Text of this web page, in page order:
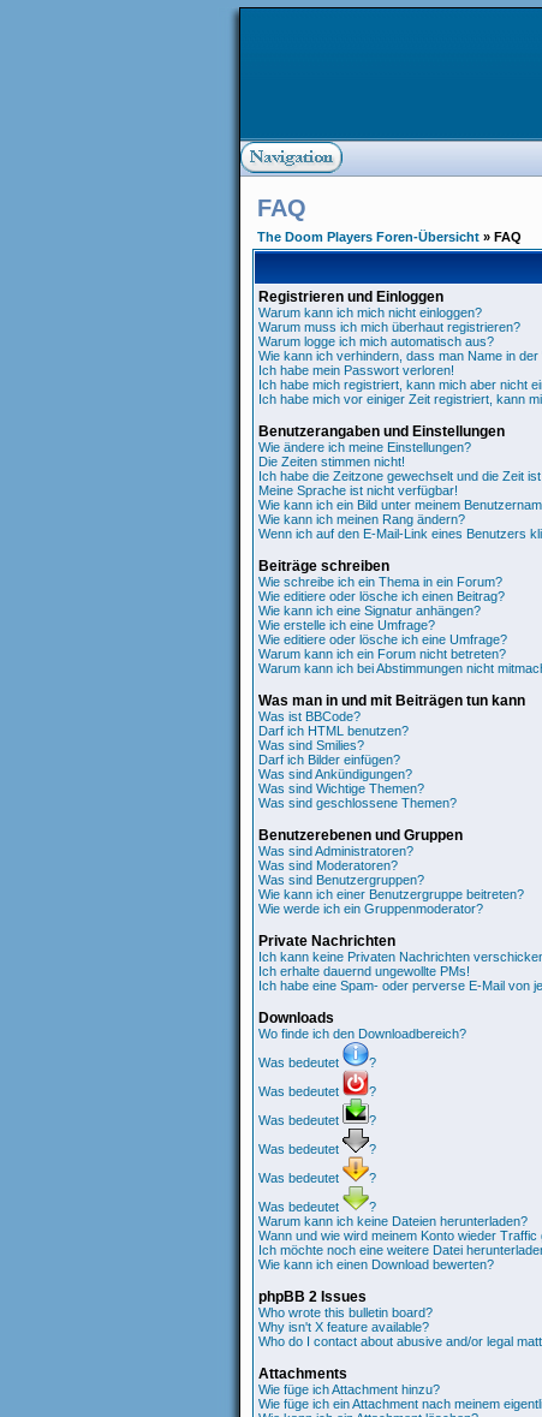
FAQ
The Doom Players Foren-Übersicht » FAQ
Registrieren und Einloggen
Warum kann ich mich nicht einloggen?
Warum muss ich mich überhaut registrieren?
Warum logge ich mich automatisch aus?
Wie kann ich verhindern, dass man Name in
Ich habe mein Passwort verloren!
Ich habe mich registriert, kann mich aber nicht
Ich habe mich vor einiger Zeit registriert, kann
Benutzerangaben und Einstellungen
Wie ändere ich meine Einstellungen?
Die Zeiten stimmen nicht!
Ich habe die Zeitzone gewechselt und die Zeit
Meine Sprache ist nicht verfügbar!
Wie kann ich ein Bild unter meinem
Wie kann ich meinen Rang ändern?
Wenn ich auf den E-Mail-Link eines Benutzers
Beiträge schreiben
Wie schreibe ich ein Thema in ein Forum?
Wie editiere oder lösche ich einen Beitrag?
Wie kann ich eine Signatur anhängen?
Wie erstelle ich eine Umfrage?
Wie editiere oder lösche ich eine Umfrage?
Warum kann ich ein Forum nicht betreten?
Warum kann ich bei Abstimmungen nicht
Was man in und mit Beiträgen tun kann
Was ist BBCode?
Darf ich HTML benutzen?
Was sind Smilies?
Darf ich Bilder einfügen?
Was sind Ankündigungen?
Was sind Wichtige Themen?
Was sind geschlossene Themen?
Benutzerebenen und Gruppen
Was sind Administratoren?
Was sind Moderatoren?
Was sind Benutzergruppen?
Wie kann ich einer Benutzergruppe beitreten?
Wie werde ich ein Gruppenmoderator?
Private Nachrichten
Ich kann keine Privaten Nachrichten
Ich erhalte dauernd ungewollte PMs!
Ich habe eine Spam- oder perverse E-Mail von
Downloads
Wo finde ich den Downloadbereich?
Was bedeutet
?
Was bedeutet
?
Was bedeutet
?
Was bedeutet
?
Was bedeutet
?
Was bedeutet
?
Warum kann ich keine Dateien herunterladen?
Wann und wie wird meinem Konto wieder
Ich möchte noch eine weitere Datei
Wie kann ich einen Download bewerten?
phpBB 2 Issues
Who wrote this bulletin board?
Why isn't X feature available?
Who do I contact about abusive and/or legal
Attachments
Wie füge ich Attachment hinzu?
Wie füge ich ein Attachment nach meinem